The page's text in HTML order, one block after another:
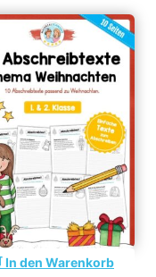
In den Warenkorb